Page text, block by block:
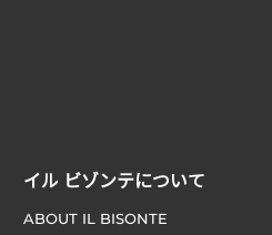
イル ビゾンテについて
ABOUT IL BISONTE